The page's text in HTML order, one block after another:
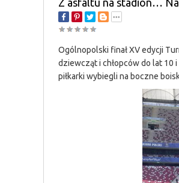
Z asfaltu na stadion…
Ogólnopolski finał XV edycji
dziewcząt i chłopców do lat 10
piłkarki wybiegli na boczne